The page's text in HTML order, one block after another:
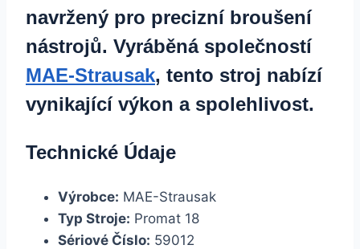
navržený pro precizní broušení
nástrojů. Vyráběná společností
MAE-Strausak, tento stroj nabízí
vynikající výkon a spolehlivost.
Technické Údaje
Výrobce: MAE-Strausak
Typ Stroje: Promat 18
Sériové Číslo: 59012